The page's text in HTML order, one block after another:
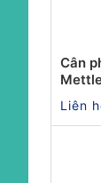
Cân
Liên